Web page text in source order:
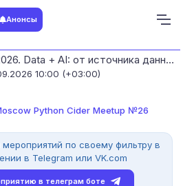
Анонсы
SmartData 2026. Data + AI: от источника данных до работающих моделей
10:00 (+03:00)
Python Cider Meetup №26
по своему фильтру в
в Telegram или VK.com
в телеграм боте